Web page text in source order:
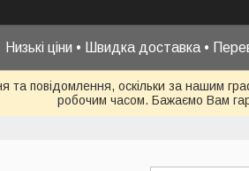
Низькі ціни • Швидка доставка •
повідомлення, оскільки за нашим
робочим часом. Бажаємо Вам